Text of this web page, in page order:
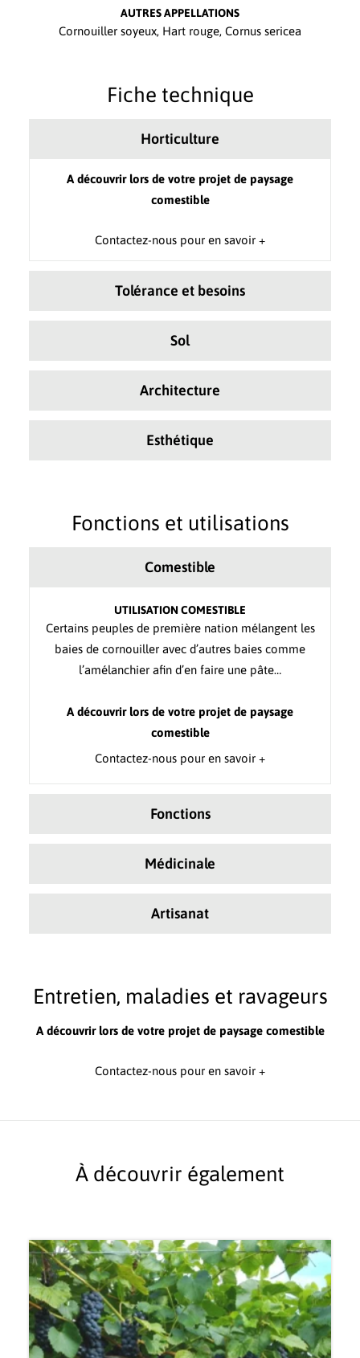
AUTRES APPELLATIONS
Cornouiller soyeux, Hart rouge, Cornus sericea
Fiche technique
Horticulture
A découvrir lors de votre projet de paysage
comestible
Contactez-nous pour en savoir +
Tolérance et besoins
Sol
Architecture
Esthétique
Fonctions et utilisations
Comestible
UTILISATION COMESTIBLE
Certains peuples de première nation mélangent les
baies de cornouiller avec d’autres baies comme
l’amélanchier afin d’en faire une pâte…
A découvrir lors de votre projet de paysage
comestible
Contactez-nous pour en savoir +
Fonctions
Médicinale
Artisanat
Entretien, maladies et ravageurs
A découvrir lors de votre projet de paysage comestible
Contactez-nous pour en savoir +
À découvrir également